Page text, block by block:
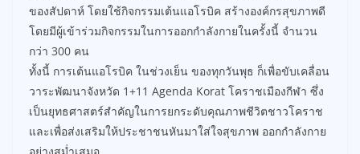
ของสัปดาห์ โดยใช้กิจกรรมเต้นแอโรบิค สร้างองค์กรสุขภาพดี
โดยมีผู้เข้าร่วมกิจกรรมในการออกกำลังกายในครั้งนี้ จำนวน
กว่า 300 คน
ทั้งนี้ การเต้นแอโรบิค ในช่วงเย็น ของทุกวันพุธ ก็เพื่อขับเคลื่อน
วาระพัฒนาจังหวัด 1+11 Agenda Korat โคราชเมืองกีฬา ซึ่ง
เป็นยุทธศาสตร์สำคัญในการยกระดับคุณภาพชีวิตชาวโคราช
และเพื่อส่งเสริมให้ประชาชนหันมาใส่ใจสุขภาพ ออกกำลังกาย